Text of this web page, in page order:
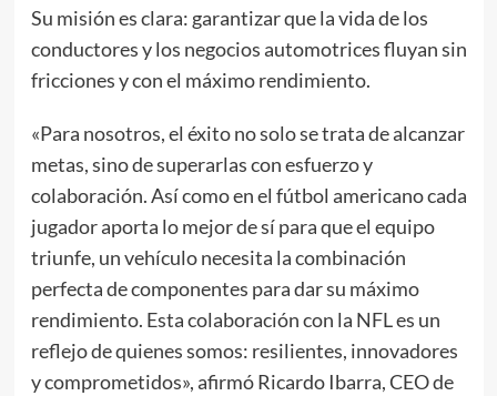
Su misión es clara: garantizar que la vida de los
conductores y los negocios automotrices fluyan sin
fricciones y con el máximo rendimiento.
«Para nosotros, el éxito no solo se trata de alcanzar
metas, sino de superarlas con esfuerzo y
colaboración. Así como en el fútbol americano cada
jugador aporta lo mejor de sí para que el equipo
triunfe, un vehículo necesita la combinación
perfecta de componentes para dar su máximo
rendimiento. Esta colaboración con la NFL es un
reflejo de quienes somos: resilientes, innovadores
y comprometidos», afirmó Ricardo Ibarra, CEO de